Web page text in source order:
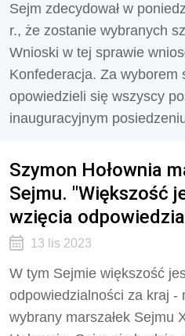
Sejm zdecydował w
r., że zostanie wybranych
Wnioski w tej sprawie
Konfederacja. Za wyborem
opowiedzieli się wszyscy
inauguracyjnym
Szymon Hołownia
Sejmu. "Większość
wzięcia
13 lis 2023
W tym Sejmie większość
odpowiedzialności za kraj -
wybrany marszałek Sejmu